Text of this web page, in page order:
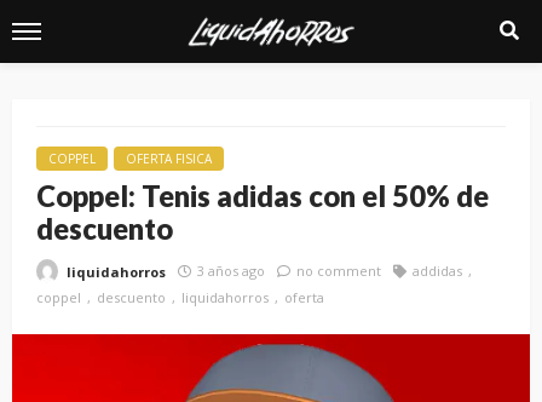
COPPEL OFERTA FISICA
Coppel: Tenis adidas con el 50% de
descuento
liquidahorros 3 años ago no comment
addidas
coppel
descuento liquidahorros oferta